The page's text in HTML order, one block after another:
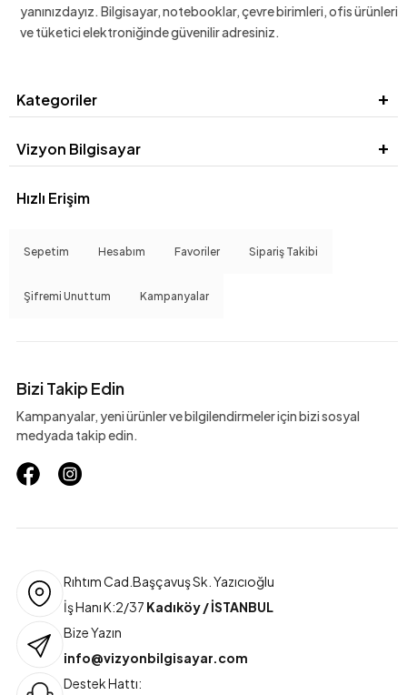
yanınızdayız. Bilgisayar, notebooklar, çevre birimleri, ofis ürünleri
ve tüketici elektroniğinde güvenilir adresiniz.
Kategoriler
Vizyon Bilgisayar
Hızlı Erişim
Sepetim Hesabım Favoriler Sipariş Takibi
Şifremi Unuttum Kampanyalar
Bizi Takip Edin
Kampanyalar, yeni ürünler ve bilgilendirmeler için bizi sosyal
medyada takip edin.
Rıhtım Cad.Başçavuş Sk. Yazıcıoğlu
İş Hanı K:2/37 Kadıköy / İSTANBUL
Bize Yazın
info@vizyonbilgisayar.com
Destek Hattı: